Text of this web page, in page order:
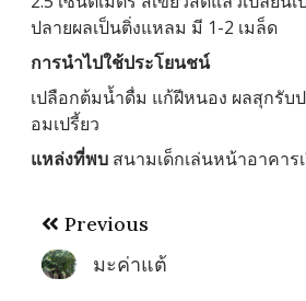
ปลายผลเป็นติ่งแหลม มี 1-2 เมล็ด
การนำไปใช้ประโยนชน์
เปลือกต้มน้ำดื่ม แก้ฝีหนอง ผลสุกรับ
อมเปรี้ยว
แหล่งที่พบ สนามเด็กเล่นหน้าอาคาร
Post
navigation
Previous
มะค่าแต้